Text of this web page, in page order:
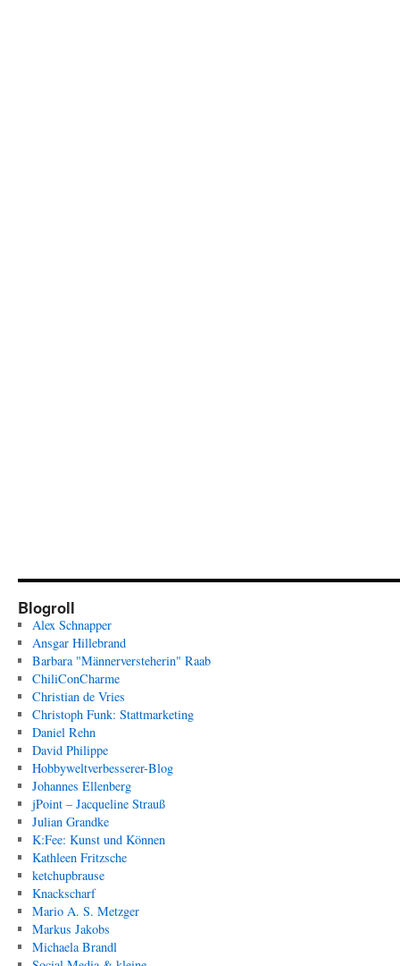
Blogroll
Alex Schnapper
Ansgar Hillebrand
Barbara "Männerversteherin" Raab
ChiliConCharme
Christian de Vries
Christoph Funk: Stattmarketing
Daniel Rehn
David Philippe
Hobbyweltverbesserer-Blog
Johannes Ellenberg
jPoint – Jacqueline Strauß
Julian Grandke
K:Fee: Kunst und Können
Kathleen Fritzsche
ketchupbrause
Knackscharf
Mario A. S. Metzger
Markus Jakobs
Michaela Brandl